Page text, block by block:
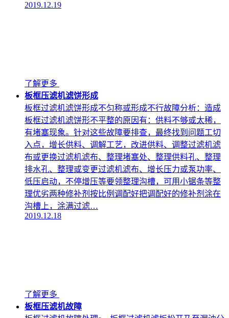
2019.12.19
了解更多
板框压滤机滤饼形成
板框过滤机滤饼形成不匀称或形成不行故障分析：造成
板框过滤机滤饼形不平整的原因有：供料不够或太稀，
有堵塞现象。针对这些故障要排查，最终找到问题工切
入点，增长供料、调解工艺，改进供料、调整过滤机滤
布或更换过滤机滤布、整理堵塞处、整理供料孔、整理
排水孔、整理或变更过滤机滤布、增长压力或泵功率、
低压启动，不停增压等要领整理沟槽，可用小锯条等整
理优劣两种修补剂按比例调配好把调配好的修补剂涂在
沟槽上，涂满过滤…
2019.12.18
了解更多
板框压滤机故障